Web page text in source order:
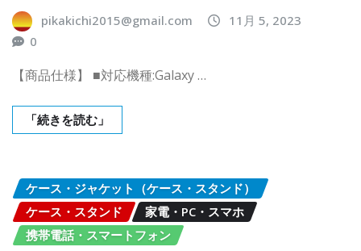
pikakichi2015@gmail.com
11月 5, 2023
0
【商品仕様】 ■対応機種:Galaxy …
「続きを読む」
ケース・ジャケット（ケース・スタンド）
ケース・スタンド
家電・PC・スマホ
携帯電話・スマートフォン